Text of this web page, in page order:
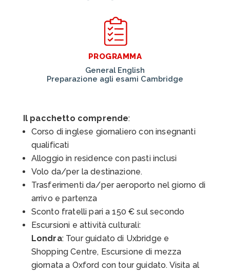
PROGRAMMA
General English
Preparazione agli esami Cambridge
Il pacchetto comprende:
Corso di inglese giornaliero con insegnanti
qualificati
Alloggio in residence con pasti inclusi
Volo da/per la destinazione.
Trasferimenti da/per aeroporto nel giorno di
arrivo e partenza
Sconto fratelli pari a 150 € sul secondo
Escursioni e attività culturali:
Londra: Tour guidato di Uxbridge e
Shopping Centre, Escursione di mezza
giornata a Oxford con tour guidato. Visita al